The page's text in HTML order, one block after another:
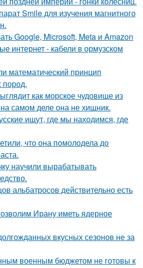
Smile для изучения магнитного
Google, Microsoft, Meta и Amazon
интернет - кабели в ормузском
математический принцип
пород.
как морское чудовище из
самом деле она не хищник.
ищут, где мы находимся, где
что она помолодела до
научили вырабатывать
альбатросов действительно есть
Ирану иметь ядерное
вкусных сезонов не за
военным бюджетом не готовы к